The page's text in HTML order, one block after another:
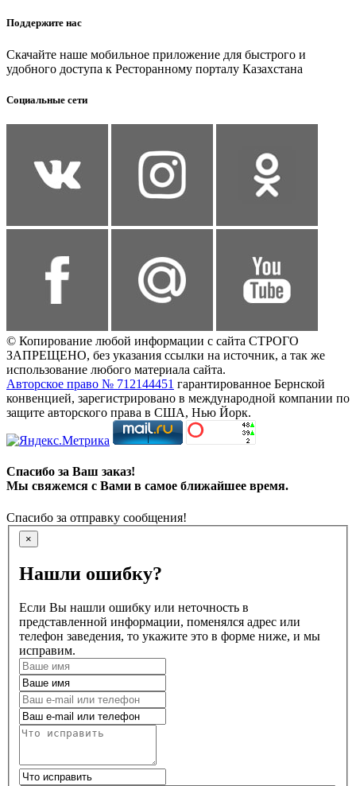
Поддержите нас
Скачайте наше мобильное приложение для быстрого и
удобного доступа к Ресторанному порталу Казахстана
Социальные сети
© Копирование любой информации с сайта СТРОГО
ЗАПРЕЩЕНО, без указания ссылки на источник, а так же
использование любого материала сайта.
Авторское право № 712144451 гарантированное Бернской
конвенцией, зарегистрировано в международной компании по
защите авторского права в США, Нью Йорк.
Спасибо за Ваш заказ!
Мы свяжемся с Вами в самое ближайшее время.
Спасибо за отправку сообщения!
×
Нашли ошибку?
Если Вы нашли ошибку или неточность в
представленной информации, поменялся адрес или
телефон заведения, то укажите это в форме ниже, и мы
исправим.